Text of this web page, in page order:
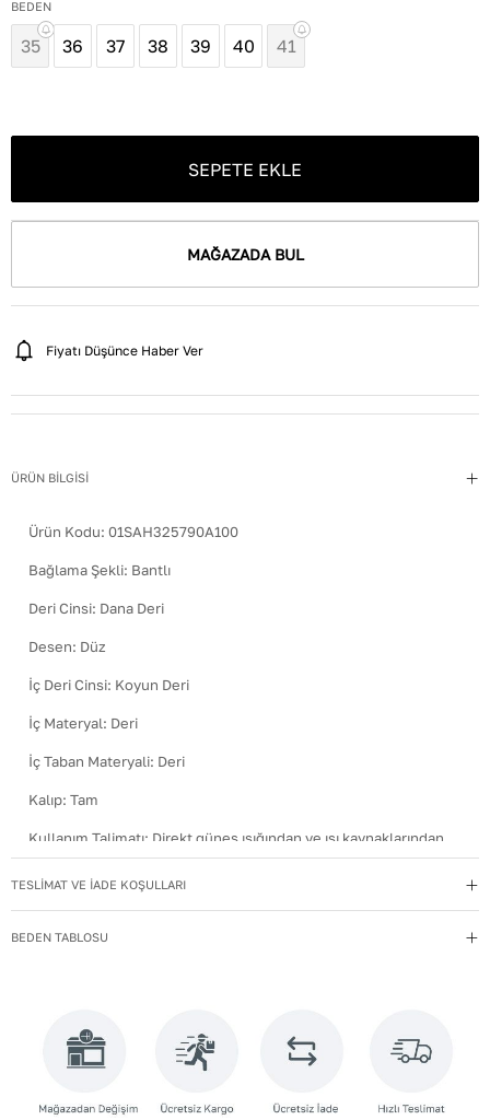
BEDEN
35 36 37 38 39 40 41
SEPETE EKLE
MAĞAZADA BUL
Fiyatı Düşünce Haber Ver
ÜRÜN BİLGİSİ
Ürün Kodu: 01SAH325790A100
Bağlama Şekli: Bantlı
Deri Cinsi: Dana Deri
Desen: Düz
İç Deri Cinsi: Koyun Deri
İç Materyal: Deri
İç Taban Materyali: Deri
Kalıp: Tam
Kullanım Talimatı: Direkt güneş ışığından ve ısı kaynaklarından
uzak tutun.
Hakiki Deri
Menşei:Türkiye
Topuk Tipi:Dolgu Topuklu
arındırın. Hafif nemli bezle silin, doğal olarak kurumasını
TESLİMAT VE İADE KOŞULLARI
BEDEN TABLOSU